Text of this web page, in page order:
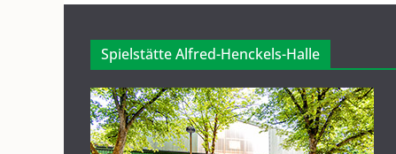
Spielstätte Alfred-Henckels-Halle